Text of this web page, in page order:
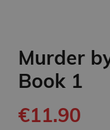
Murder
Book 1
€11.90